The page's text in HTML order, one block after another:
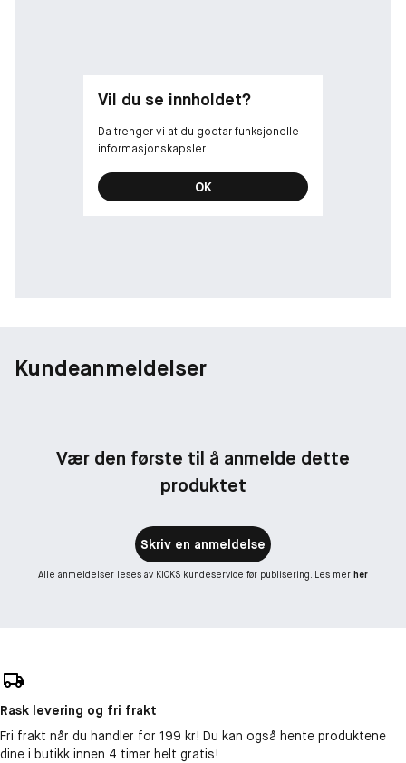
Vil du se innholdet?
Da trenger vi at du godtar funksjonelle
informasjonskapsler
OK
Kundeanmeldelser
Vær den første til å anmelde dette
produktet
Skriv en anmeldelse
Alle anmeldelser leses av KICKS kundeservice før publisering. Les mer her
Rask levering og fri frakt
Fri frakt når du handler for 199 kr! Du kan også hente produktene
dine i butikk innen 4 timer helt gratis!